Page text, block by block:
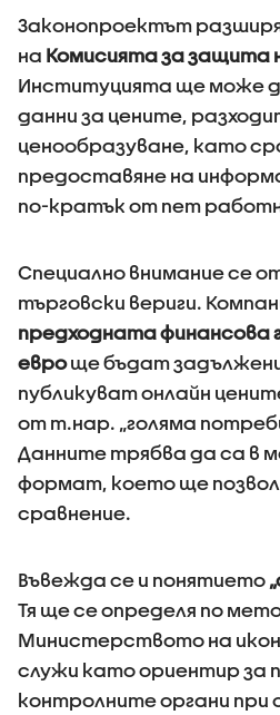
Законопроектът
на Комисията за защита
Институцията ще може
данни за цените,
ценообразуване, като
предоставяне на
по-кратък от пет
Специално внимание се
търговски вериги.
предходната финансова
евроще бъдат
публикуват онлайн
от т.нар. „голяма
Данните трябва да са в
формат, което ще
сравнение.
Въвежда се и понятието
Тя ще се определя по
Министерството на
служи като ориентир за
контролните органи при